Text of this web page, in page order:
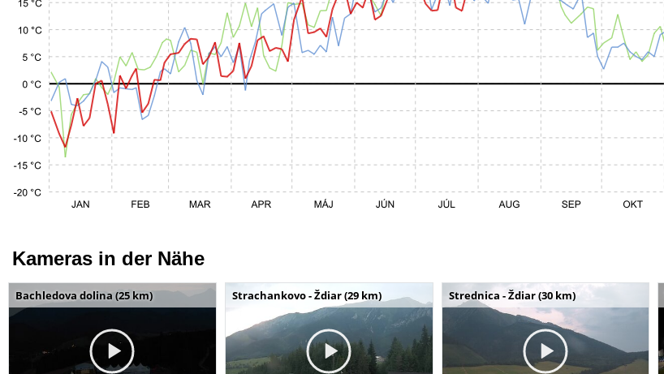
Kameras in der Nähe
Bachledova dolina (25 km) Strachankovo - Ždiar (29 km) Strednica - Ždiar (30 km)